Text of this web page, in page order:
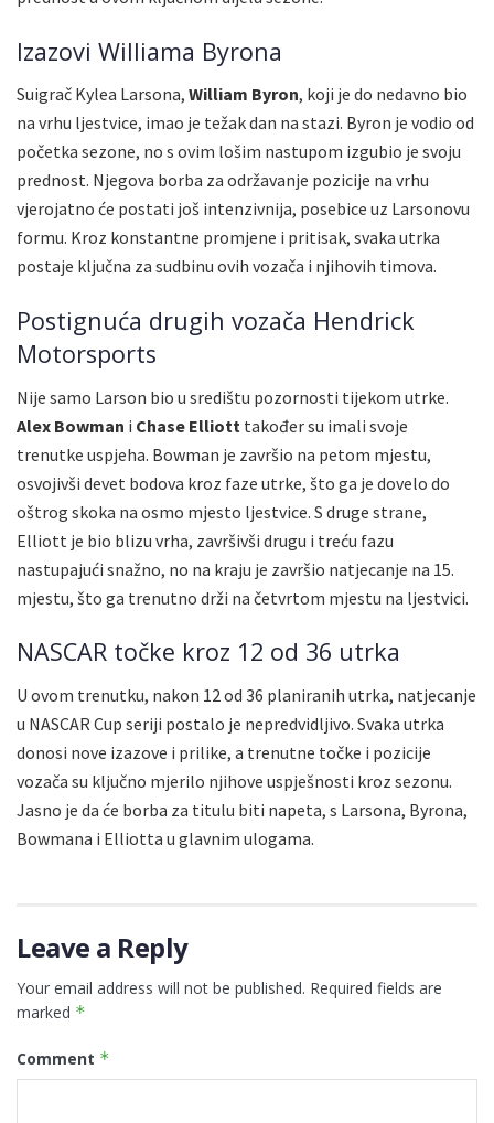
Izazovi Williama Byrona
Suigrač Kylea Larsona, William Byron, koji je do nedavno bio
na vrhu ljestvice, imao je težak dan na stazi. Byron je vodio od
početka sezone, no s ovim lošim nastupom izgubio je svoju
prednost. Njegova borba za održavanje pozicije na vrhu
vjerojatno će postati još intenzivnija, posebice uz Larsonovu
formu. Kroz konstantne promjene i pritisak, svaka utrka
postaje ključna za sudbinu ovih vozača i njihovih timova.
Postignuća drugih vozača Hendrick
Motorsports
Nije samo Larson bio u središtu pozornosti tijekom utrke.
Alex Bowman i Chase Elliott također su imali svoje
trenutke uspjeha. Bowman je završio na petom mjestu,
osvojivši devet bodova kroz faze utrke, što ga je dovelo do
oštrog skoka na osmo mjesto ljestvice. S druge strane,
Elliott je bio blizu vrha, završivši drugu i treću fazu
nastupajući snažno, no na kraju je završio natjecanje na 15.
mjestu, što ga trenutno drži na četvrtom mjestu na ljestvici.
NASCAR točke kroz 12 od 36 utrka
U ovom trenutku, nakon 12 od 36 planiranih utrka, natjecanje
u NASCAR Cup seriji postalo je nepredvidljivo. Svaka utrka
donosi nove izazove i prilike, a trenutne točke i pozicije
vozača su ključno mjerilo njihove uspješnosti kroz sezonu.
Jasno je da će borba za titulu biti napeta, s Larsona, Byrona,
Bowmana i Elliotta u glavnim ulogama.
Leave a Reply
Your email address will not be published. Required fields are
marked *
Comment *